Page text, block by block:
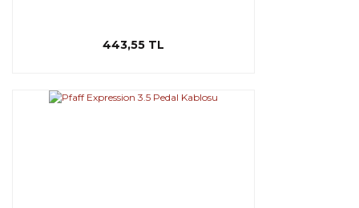
443,55 TL